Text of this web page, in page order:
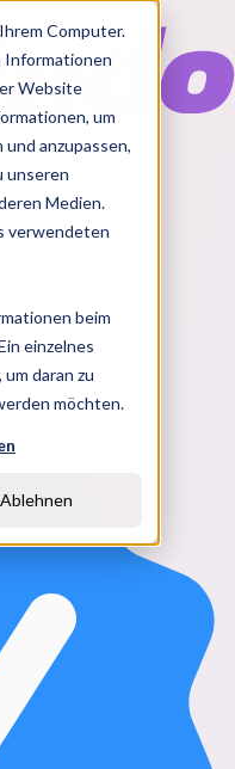
Computer.
Informationen
Website
um
anzupassen,
unseren
Medien.
verwendeten
beim
einzelnes
daran zu
möchten.
Ablehnen